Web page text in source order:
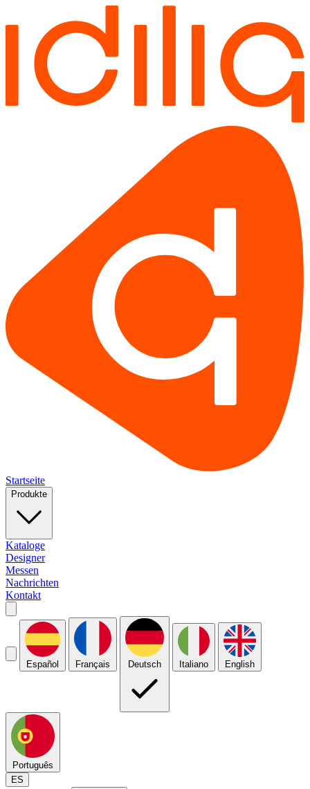
Startseite
Produkte
Kataloge
Designer
Messen
Nachrichten
Kontakt
Español Français Deutsch Italiano English
Português
ES